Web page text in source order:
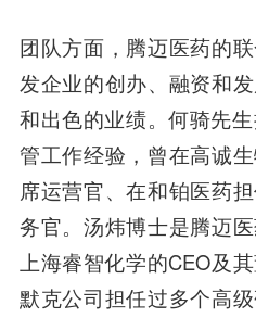
团队方面，腾迈医药的
发企业的创办、融资和
和出色的业绩。何骑先
管工作经验，曾在高诚
席运营官、在和铂医药
务官。汤炜博士是腾迈
上海睿智化学的CEO及
默克公司担任过多个高